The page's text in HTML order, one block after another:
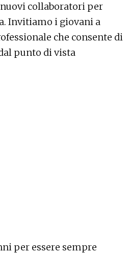
collaboratori per
Invitiamo i giovani a
che consente di
punto di vista
per essere sempre